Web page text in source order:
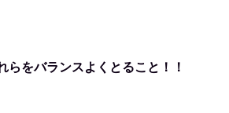
らをバランスよくとること！！